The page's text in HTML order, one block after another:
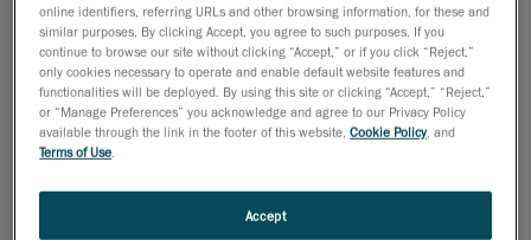
고정밀 스탠드를 측정하는 데 지그를 사용하면 어
떤 결과가 발생할까요?
검사 지그(예: ± 2mm 공차)가 설치된 수동 스테이션에
서 검사를 수행할 때는 스키드를 지그에 고정시켜야 합
니다. 지그에 맞지 않으면 허용 범위를 벗어난 것으로 간
습니다. 실제 문제가 무엇인지, 어느 쪽이 잘못되었는지
정확하게 아는 것은 거의 불가능합니다. 또한, 이 측정
online identifiers, referring URLs and other browsing information, for these and
similar purposes. By clicking Accept, you agree to such purposes. If you
continue to browse our site without clicking “Accept,” or if you click “Reject,”
only cookies necessary to operate and enable default website features and
functionalities will be deployed. By using this site or clicking “Accept,” “Reject,”
or “Manage Preferences” you acknowledge and agree to our Privacy Policy
available through the link in the footer of this website,Cookie Policy, and
Terms of Use.
Accept